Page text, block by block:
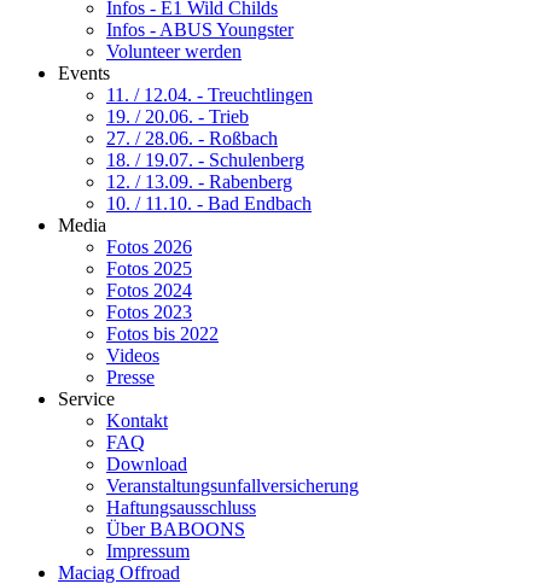
Infos - E1 Wild Childs
Infos - ABUS Youngster
Volunteer werden
Events
11. / 12.04. - Treuchtlingen
19. / 20.06. - Trieb
27. / 28.06. - Roßbach
18. / 19.07. - Schulenberg
12. / 13.09. - Rabenberg
10. / 11.10. - Bad Endbach
Media
Fotos 2026
Fotos 2025
Fotos 2024
Fotos 2023
Fotos bis 2022
Videos
Presse
Service
Kontakt
FAQ
Download
Veranstaltungsunfallversicherung
Haftungsausschluss
Über BABOONS
Impressum
Maciag Offroad